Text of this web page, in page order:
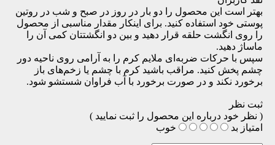
بهتر است این محصول را دو بار در روز در صبح و شب در روتین‌
پوستی خود استفاده کنید. برای اینکار مقدار مناسبی از محصول
را روی انگشت حلقه قرار دهید و بین دو انگشتتان کمی آن را
ماساژ دهید.
سپس با حرکات ضربه‌ای ملایم کرم را به آرامی روی ناحیه دور
چشم پخش کنید. مراقب باشید کرم با چشم یا زخم‌های باز
برخورد نکند و در صورت برخورد با آب فراوان شستشو شود.
ثبت نظر
( نظر خود درباره این محصول را ثبت نمایید )
امتیاز بد خوب